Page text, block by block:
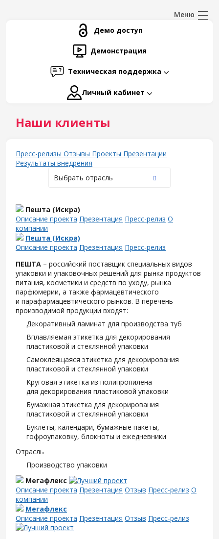
Демо доступ
Демонстрация
Техническая поддержка
Личный кабинет
Наши клиенты
Пресс-релизы Отзывы Проекты Презентации
Результаты внедрения
Выбрать отрасль
Пешта (Искра)
Описание проекта Презентация Пресс-релиз О
компании
Пешта (Искра)
Описание проекта Презентация Пресс-релиз
ПЕШТА – российский поставщик специальных видов
упаковки и упаковочных решений для рынка продуктов
питания, косметики и средств по уходу, рынка
парфюмерии, а также фармацевтического
и парафармацевтического рынков. В перечень
производимой продукции входят:
Декоративный ламинат для производства туб
Вплавляемая этикетка для декорирования
пластиковой и стеклянной упаковки
Самоклеящаяся этикетка для декорирования
пластиковой и стеклянной упаковки
Круговая этикетка из полипропилена
для декорирования пластиковой упаковки
Бумажная этикетка для декорирования
пластиковой и стеклянной упаковки
Буклеты, календари, бумажные пакеты,
гофроупаковку, блокноты и ежедневники
Отрасль
Производство упаковки
Мегафлекс
Описание проекта Презентация Отзыв Пресс-релиз О
компании
Мегафлекс
Описание проекта Презентация Отзыв Пресс-релиз